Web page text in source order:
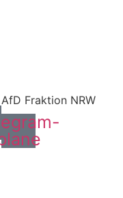
Fraktion NRW